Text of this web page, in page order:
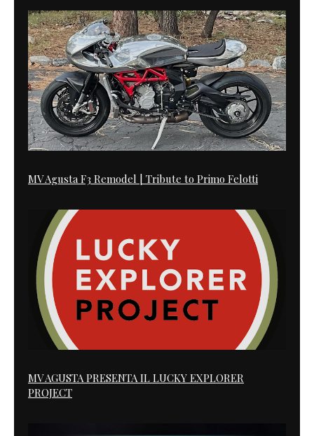
MV Agusta F3 Remodel | Tribute to Primo Felotti
MV AGUSTA PRESENTA IL LUCKY EXPLORER
PROJECT